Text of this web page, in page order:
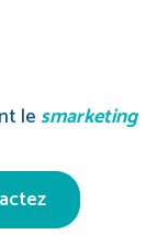
lesmarketing